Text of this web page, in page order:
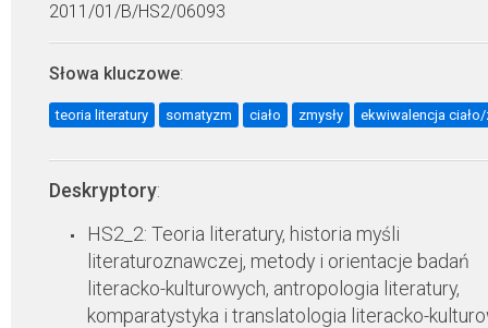
2011/01/B/HS2/06093
Słowa kluczowe:
teoria literatury somatyzm ciało zmysły ekwiwalencja
Deskryptory:
HS2_2: Teoria literatury, historia myśli
literaturoznawczej, metody i orientacje badań
literacko-kulturowych, antropologia literatury,
komparatystyka i translatologia literacko-